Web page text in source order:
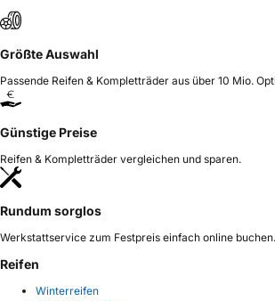
Größte Auswahl
Passende Reifen & Kompletträder aus über 10 Mio.
Günstige Preise
Reifen & Kompletträder vergleichen und sparen.
Rundum sorglos
Werkstattservice zum Festpreis einfach online buchen.
Reifen
Winterreifen